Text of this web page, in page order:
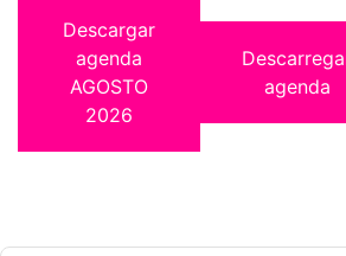
Descargar
agenda
AGOSTO
2026
agenda